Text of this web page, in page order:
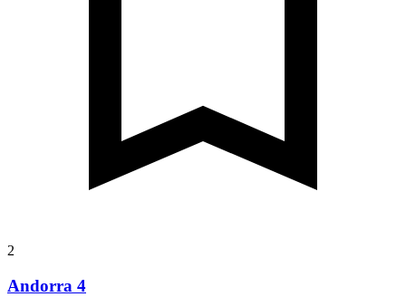
2
Andorra 4